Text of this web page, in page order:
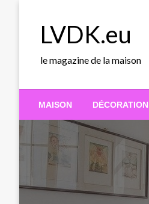
LVDK.eu
le magazine de la maison
MAISON DÉCORATION